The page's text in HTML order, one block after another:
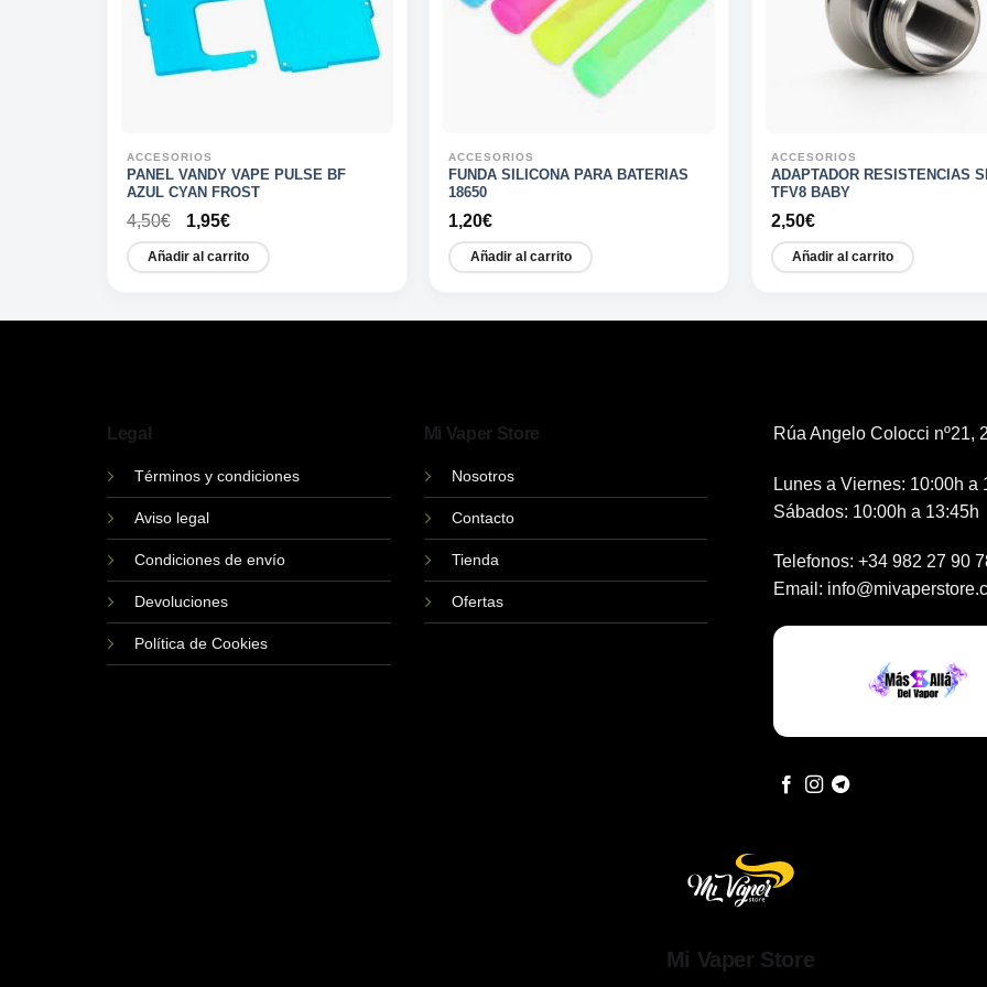
ACCESORIOS
PANEL VANDY VAPE PULSE BF
AZUL CYAN FROST
4,50€
El
original
era:
1,95€El
actual
es:
Añadir al carrito
ACCESORIOS
FUNDA SILICONA PARA BATERIAS
18650
1,20€
Añadir al carrito
ACCESORIOS
ADAPTADOR RESISTENCIAS
TFV8 BABY
2,50€
Añadir al carrito
Legal
Términos y condiciones
Aviso legal
Condiciones de envío
Devoluciones
Política de Cookies
Mi Vaper Store
Nosotros
Contacto
Tienda
Ofertas
Rúa Angelo Colocci nº21,
Lunes a Viernes: 10:00h a
Sábados: 10:00h a 13:45h
Telefonos: +34 982 27 90
Email:
Mi Vaper Store